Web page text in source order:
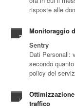
risposte alle
Monitoraggio
Sentry
Dati Personali:
secondo
policy del
traffico